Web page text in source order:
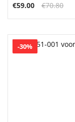
€59.00 €70.80
-30%